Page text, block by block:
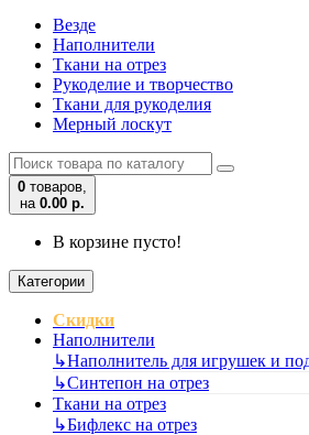
Везде
Наполнители
Ткани на отрез
Рукоделие и творчество
Ткани для рукоделия
Мерный лоскут
0 товаров,
на 0.00 р.
В корзине пусто!
Категории
Скидки
Наполнители
↳Наполнитель для игрушек и
↳Синтепон на отрез
Ткани на отрез
↳Бифлекс на отрез